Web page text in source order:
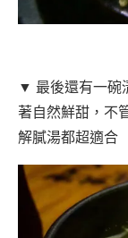
▼ 最後還有一碗
著自然鮮甜，不
解膩湯都超適合